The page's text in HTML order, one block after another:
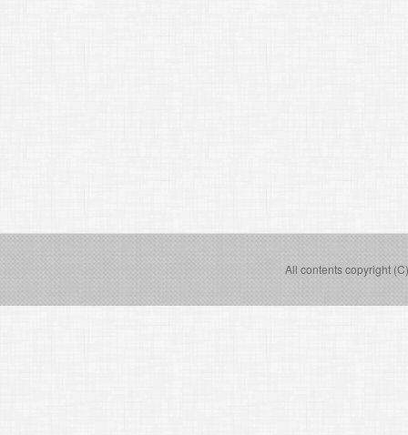
All contents copyright